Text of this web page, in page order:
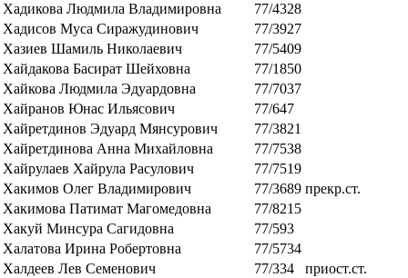
Хадикова Людмила Владимировна
77/4328
Хадисов Муса Сиражудинович
77/3927
Хазиев Шамиль Николаевич
77/5409
Хайдакова Басират Шейховна
77/1850
Хайкова Людмила Эдуардовна
77/7037
Хайранов Юнас Ильясович
77/647
Хайретдинов Эдуард Мянсурович
77/3821
Хайретдинова Анна Михайловна
77/7538
Хайрулаев Хайрула Расулович
77/7519
Хакимов Олег Владимирович
77/3689 прекр.ст.
Хакимова Патимат Магомедовна
77/8215
Хакуй Минсура Сагидовна
77/593
Халатова Ирина Робертовна
77/5734
Халдеев Лев Семенович
77/334
приост.ст.